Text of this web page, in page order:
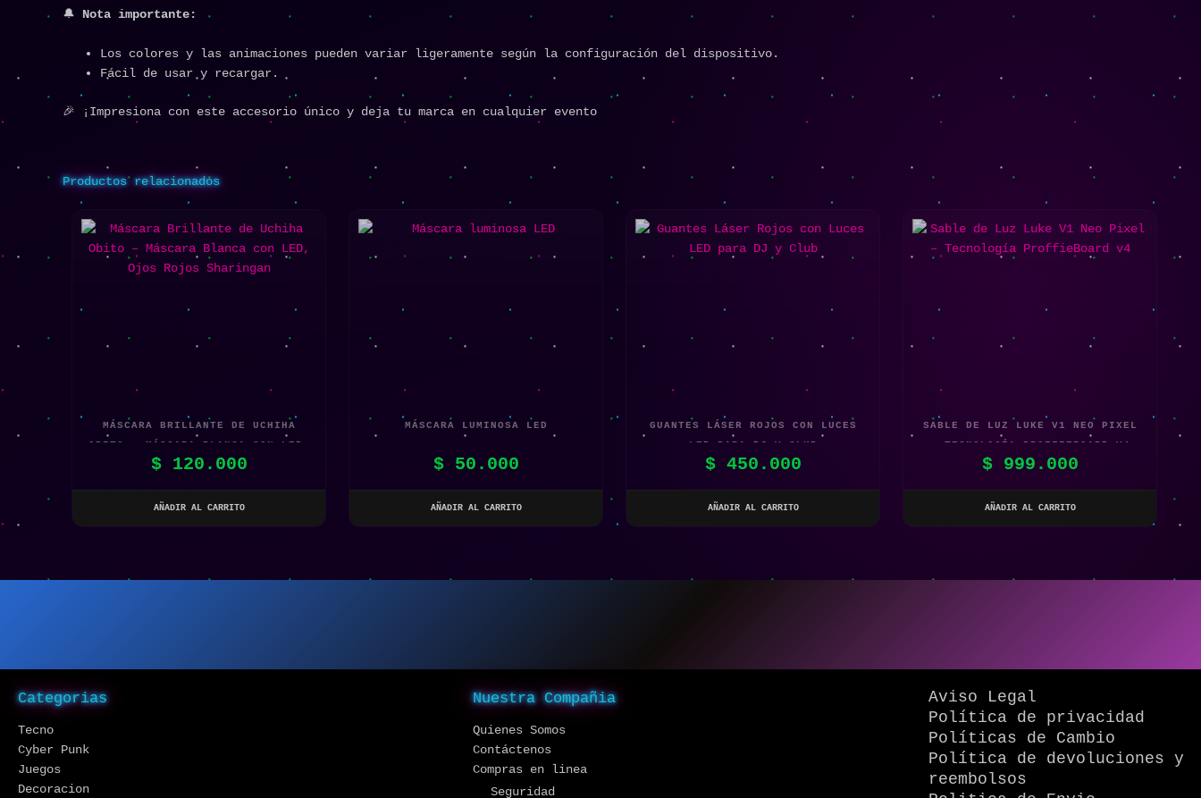
🔔 Nota importante:
Los colores y las animaciones pueden variar ligeramente según la configuración del dispositivo.
Fácil de usar y recargar.
🎉 ¡Impresiona con este accesorio único y deja tu marca en cualquier evento
Productos relacionados
MÁSCARA BRILLANTE DE UCHIHA
OBITO – MÁSCARA BLANCA CON LED,
OJOS ROJOS SHARINGAN
$120.000
AÑADIR AL CARRITO
MÁSCARA LUMINOSA LED
$50.000
AÑADIR AL CARRITO
GUANTES LÁSER ROJOS CON LUCES
LED PARA DJ Y CLUB
$450.000
AÑADIR AL CARRITO
SABLE DE LUZ LUKE V1 NEO PIXEL
– TECNOLOGÍA PROFFIEBOARD V4
$999.000
AÑADIR AL CARRITO
Categorias
Tecno
Cyber Punk
Juegos
Decoracion
Nuestra Compañia
Quienes Somos
Contáctenos
Compras en linea
Seguridad
Aviso Legal
Política de privacidad
Políticas de Cambio
Política de devoluciones y
reembolsos